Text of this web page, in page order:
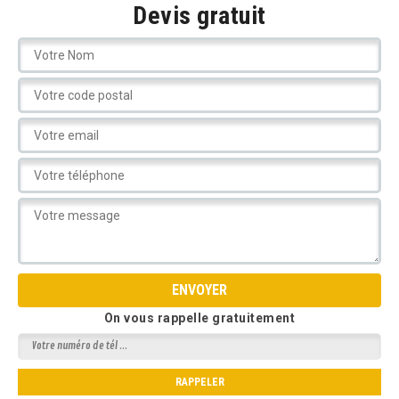
Devis gratuit
On vous rappelle gratuitement